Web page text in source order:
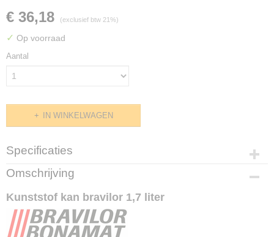
€ 36,18 (exclusief btw 21%)
✓ Op voorraad
Aantal
IN WINKELWAGEN
Specificaties
Productcode
Omschrijving
Kunststof kan bravilor 1,7 liter